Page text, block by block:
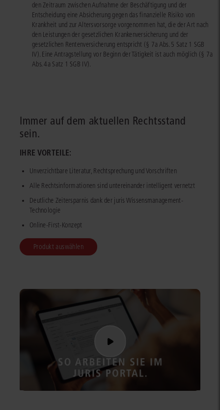
den Zeitraum zwischen Aufnahme der Beschäftigung und der
Entscheidung eine Absicherung gegen das finanzielle Risiko von
Krankheit und zur Altersvorsorge vorgenommen hat, die der Art nach
den Leistungen der gesetzlichen Krankenversicherung und der
gesetzlichen Rentenversicherung entspricht (§ 7a Abs. 5 Satz 1 SGB
IV). Eine Antragstellung vor Beginn der Tätigkeit ist auch möglich (§ 7a
Abs. 4a Satz 1 SGB IV).
Immer auf dem aktuellen Rechtsstand
sein.
IHRE VORTEILE:
Unverzichtbare Literatur, Rechtsprechung und Vorschriften
Alle Rechtsinformationen sind untereinander intelligent vernetzt
Deutliche Zeitersparnis dank der juris Wissensmanagement-
Technologie
Online-First-Konzept
Produkt auswählen